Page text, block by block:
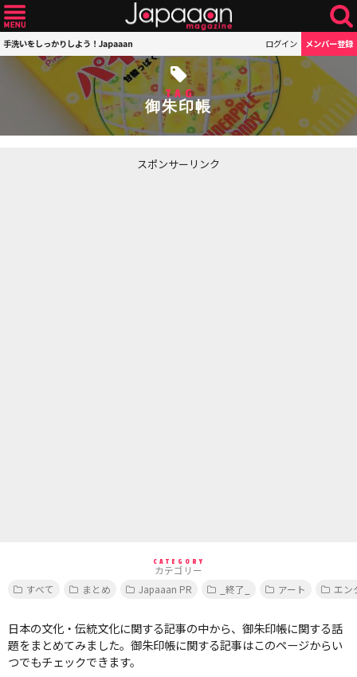
手洗いをしっかりしよう！Japaaan ログイン メンバー登録
TAG
御朱印帳
スポンサーリンク
CATEGORY
カテゴリー
すべて
まとめ Japaaan PR _終了_ アート エン
日本の文化・伝統文化に関する記事の中から、御朱印帳に関する話
題をまとめてみました。御朱印帳に関する記事はこのページからい
つでもチェックできます。